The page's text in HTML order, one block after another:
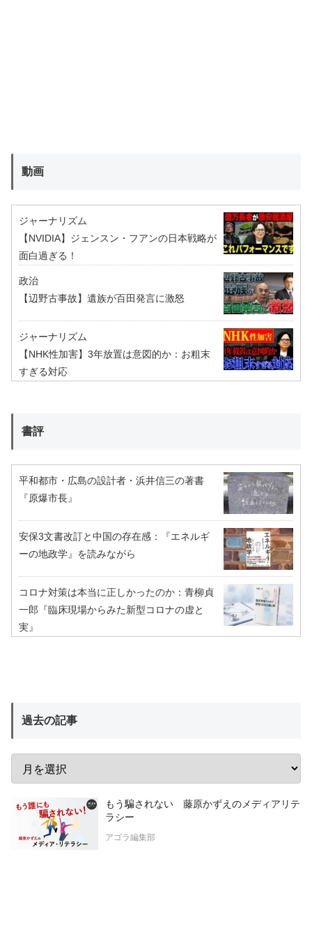
動画
ジャーナリズム
【NVIDIA】ジェンスン・フアンの日本戦略が
面白過ぎる！
政治
【辺野古事故】遺族が百田発言に激怒
ジャーナリズム
【NHK性加害】3年放置は意図的か：お粗末
すぎる対応
書評
平和都市・広島の設計者・浜井信三の著書
『原爆市長』
安保3文書改訂と中国の存在感：『エネルギ
ーの地政学』を読みながら
コロナ対策は本当に正しかったのか：青柳貞
一郎『臨床現場からみた新型コロナの虚と
実』
過去の記事
もう騙されない 藤原かずえのメディアリテ
ラシー
アゴラ編集部